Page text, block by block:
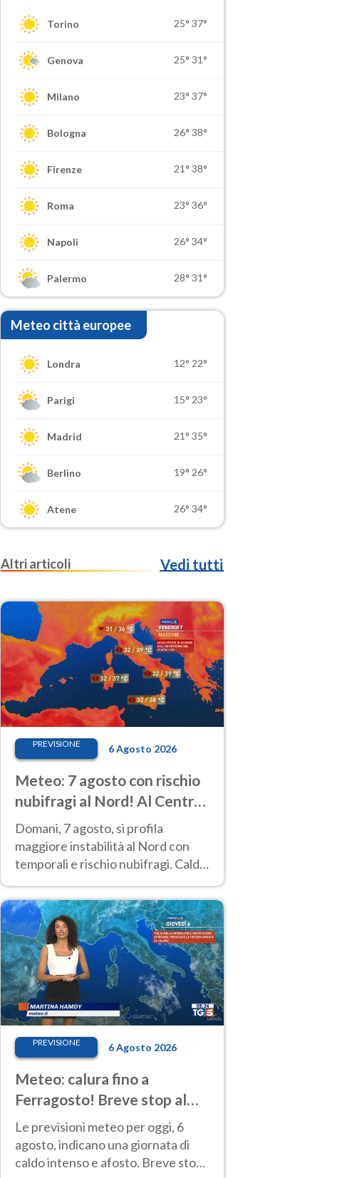
Torino 25° 37°
Genova 25° 31°
Milano 23° 37°
Bologna 26° 38°
Firenze 21° 38°
Roma 23° 36°
Napoli 26° 34°
Palermo 28° 31°
Meteo città europee
Londra 12° 22°
Parigi 15° 23°
Madrid 21° 35°
Berlino 19° 26°
Atene 26° 34°
Altri articoli Vedi tutti
PREVISIONE 6 Agosto 2026
Meteo: 7 agosto con rischio
nubifragi al Nord! Al Centro-
Sud caldo estremo
Domani, 7 agosto, si profila
maggiore instabilità al Nord con
temporali e rischio nubifragi. Caldo
previsioni.
PREVISIONE 6 Agosto 2026
Meteo: calura fino a
Ferragosto! Breve stop al
Nord tra 7 e 9 agosto
Le previsioni meteo per oggi, 6
agosto, indicano una giornata di
caldo intenso e afosto. Breve stop